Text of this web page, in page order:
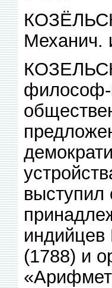
Механич.
философ-
выступил
индийцев
(1788) и